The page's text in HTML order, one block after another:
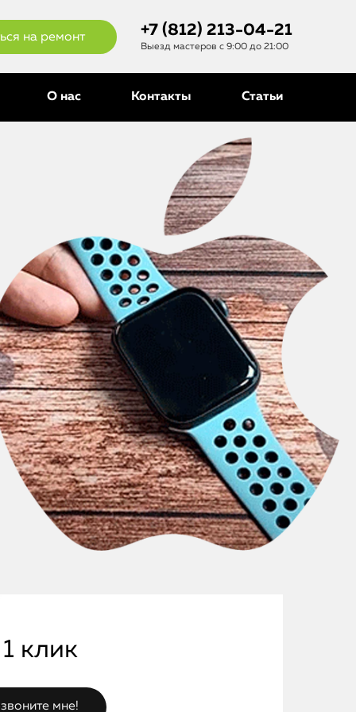
на ремонт +7 (812) 213-04-21
Выезд мастеров с 9:00 до 21:00
О нас Контакты Статьи
клик